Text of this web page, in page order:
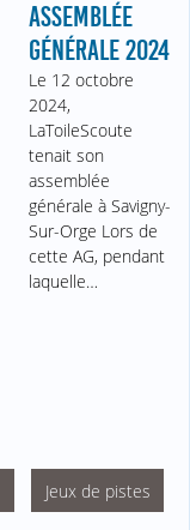
ASSEMBLÉE
GÉNÉRALE 2024
Le 12 octobre
2024,
LaToileScoute
tenait son
assemblée
générale à Savigny-
Sur-Orge Lors de
cette AG, pendant
laquelle…
Jeux de pistes